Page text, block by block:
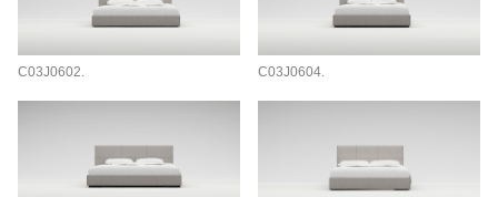
C03J0602. C03J0604.